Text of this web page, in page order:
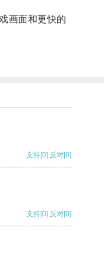
画面和更快的
支持[0] 反对[0]
支持[0] 反对[0]